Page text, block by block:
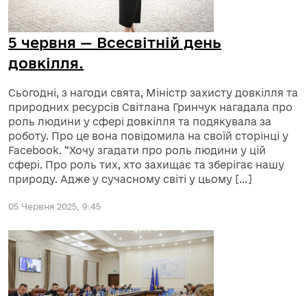
5 червня — Всесвітній день
довкілля.
Сьогодні, з нагоди свята, Міністр захисту довкілля та
природних ресурсів Світлана Гринчук нагадала про
роль людини у сфері довкілля та подякувала за
роботу. Про це вона повідомила на своїй сторінці у
Facebook. “Хочу згадати про роль людини у цій
сфері. Про роль тих, хто захищає та зберігає нашу
природу. Адже у сучасному світі у цьому […]
05 Червня 2025, 9:45